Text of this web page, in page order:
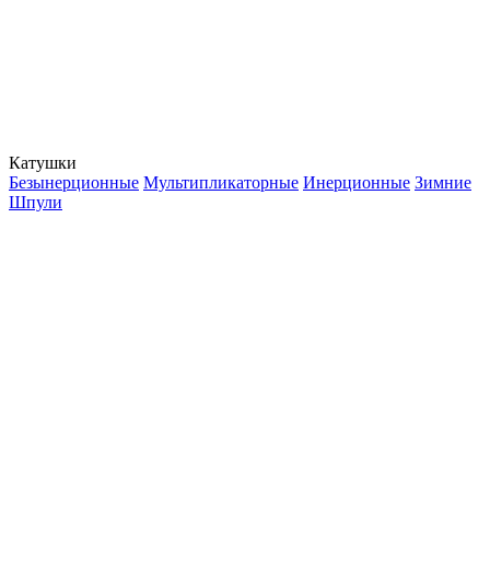
Катушки
Безынерционные Мультипликаторные Инерционные Зимние
Шпули